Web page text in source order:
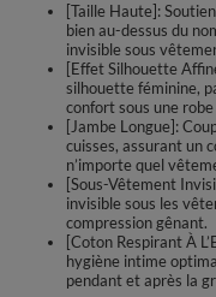
[Taille Haute]:
bien au-dessus du
invisible sous
[Effet Silhouette
silhouette féminine,
confort sous une
[Jambe Longue]:
cuisses, assurant un
n’importe quel
[Sous-Vêtement
invisible sous les
compression gênant.
[Coton Respirant À
hygiène intime
pendant et après la